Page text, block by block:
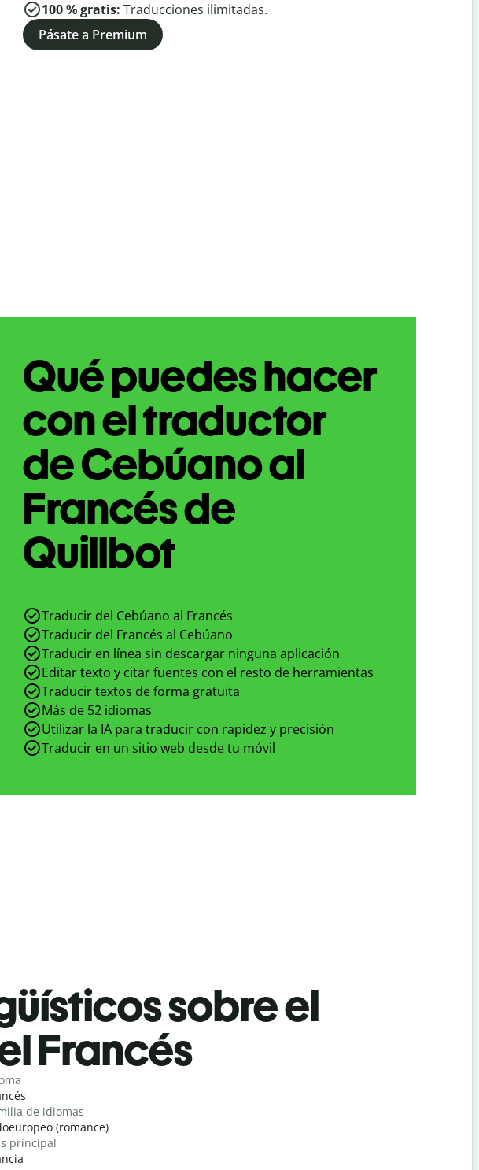
100 % gratis: Traducciones ilimitadas.
Pásate a Premium
Qué puedes hacer
con el traductor
de Cebúano al
Francés de
Quillbot
Traducir del Cebúano al Francés
Traducir del Francés al Cebúano
Traducir en línea sin descargar ninguna aplicación
Editar texto y citar fuentes con el resto de herramientas
Traducir textos de forma gratuita
Más de 52 idiomas
Utilizar la IA para traducir con rapidez y precisión
Traducir en un sitio web desde tu móvil
sobre el
Francés
de idiomas
(romance)
principal